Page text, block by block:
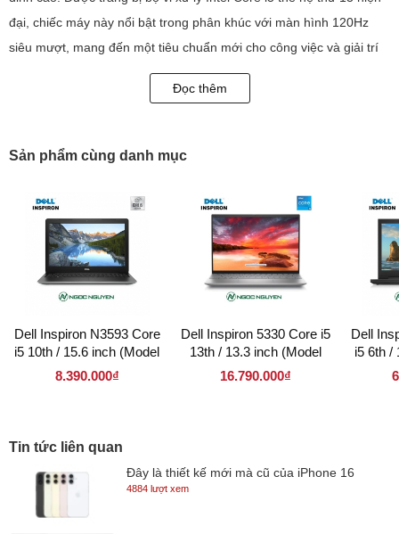
đại, chiếc máy này nổi bật trong phân khúc với màn hình 120Hz
siêu mượt, mang đến một tiêu chuẩn mới cho công việc và giải trí
Những đặc điểm nổi bật của Dell DC15250
Dell DC15250 sở hữu vẻ ngoài thanh lịch với lớp vỏ màu đen
Carbon Black sang trọng, phù hợp với mọi môi trường làm việc từ
Đọc thêm
Sản phẩm cùng danh mục
Dell Inspiron N3593 Core
i5 10th / 15.6 inch (Model
2020)
8.390.000₫
Dell Inspiron 5330 Core i5
13th / 13.3 inch (Model
2023)
16.790.000₫
Dell
i5 6th /
Tin tức liên quan
Đây là thiết kế mới mà cũ của iPhone 16
4884 lượt xem